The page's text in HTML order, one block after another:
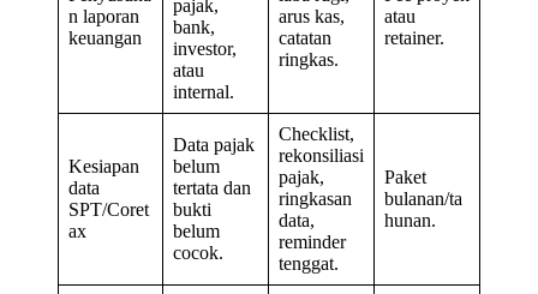
n laporan
keuangan
pajak,
bank,
investor,
atau
internal.
arus kas,
catatan
ringkas.
atau
retainer.
Kesiapan
data
SPT/Coret
ax
Data pajak
belum
tertata dan
bukti
belum
cocok.
Checklist,
rekonsiliasi
pajak,
ringkasan
data,
reminder
tenggat.
Paket
bulanan/ta
hunan.